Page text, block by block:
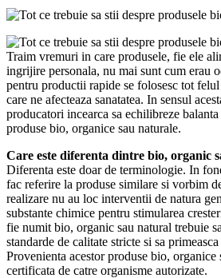
Traim vremuri in care produsele, fie ele
ingrijire personala, nu mai sunt cum erau
pentru productii rapide se folosesc tot
care ne afecteaza sanatatea. In sensul
producatori incearca sa echilibreze
produse bio, organice sau naturale.
Care este diferenta dintre bio, organic
Diferenta este doar de terminologie. In
fac referire la produse similare si vorbim
realizare nu au loc interventii de natura
substante chimice pentru stimularea
fie numit bio, organic sau natural trebuie
standarde de calitate stricte si sa
Provenienta acestor produse bio, organice
certificata de catre organisme autorizate.